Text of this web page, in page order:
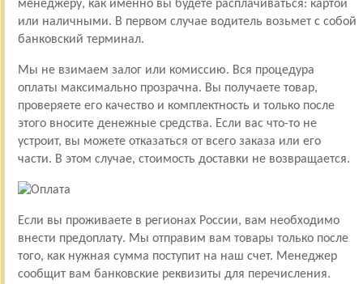
менеджеру, как именно вы будете расплачиваться: картой
или наличными. В первом случае водитель возьмет с собой
банковский терминал.
Мы не взимаем залог или комиссию. Вся процедура
оплаты максимально прозрачна. Вы получаете товар,
проверяете его качество и комплектность и только после
этого вносите денежные средства. Если вас что-то не
устроит, вы можете отказаться от всего заказа или его
части. В этом случае, стоимость доставки не возвращается.
Если вы проживаете в регионах России, вам необходимо
внести предоплату. Мы отправим вам товары только после
того, как нужная сумма поступит на наш счет. Менеджер
сообщит вам банковские реквизиты для перечисления.